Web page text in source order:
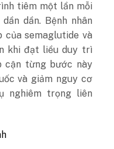
tiêm một lần mỗi
dần. Bệnh nhân
semaglutide và
khi đạt liều duy trì
cận từng bước này
và giảm nguy cơ
nghiêm trọng liên